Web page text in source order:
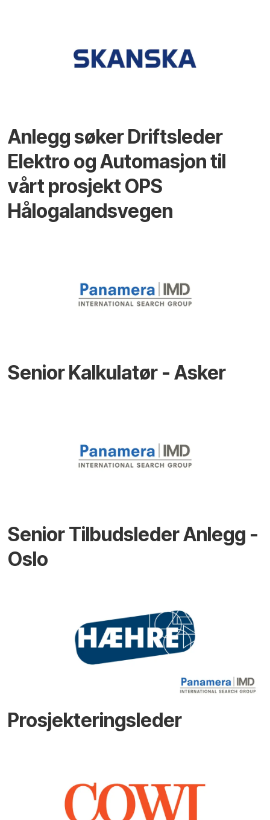
Anlegg søker Driftsleder
Elektro og Automasjon til
vårt prosjekt OPS
Hålogalandsvegen
Senior Kalkulatør - Asker
Senior Tilbudsleder Anlegg -
Oslo
Prosjekteringsleder